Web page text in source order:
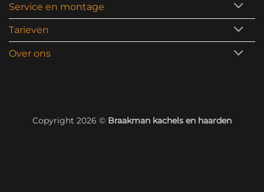
Service en montage
Tarieven
Over ons
Copyright 2026 © Braakman kachels en haarden